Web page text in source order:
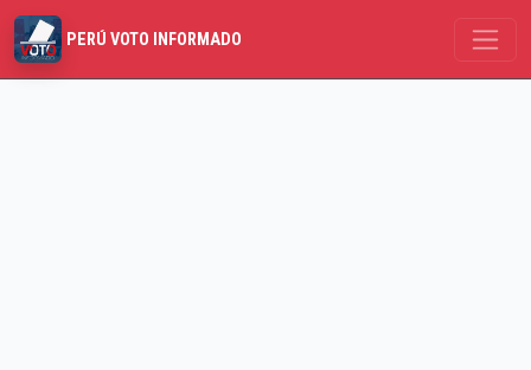
PERÚ VOTO INFORMADO